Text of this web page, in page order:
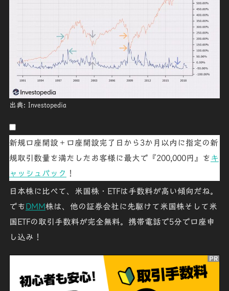
出典: Investopedia
新規口座開設＋口座開設完了日から3か月以内に指定の新
規取引数量を満たしたお客様に最大で『200,000円』を キ
ャッシュバック
！
日本株に比べて、米国株・ETFは手数料が高い傾向だね。
でもDMM株は、他の証券会社に先駆けて 米国株そして米
国ETFの取引手数料が完全無料。携帯電話で5分で口座申
し込み！